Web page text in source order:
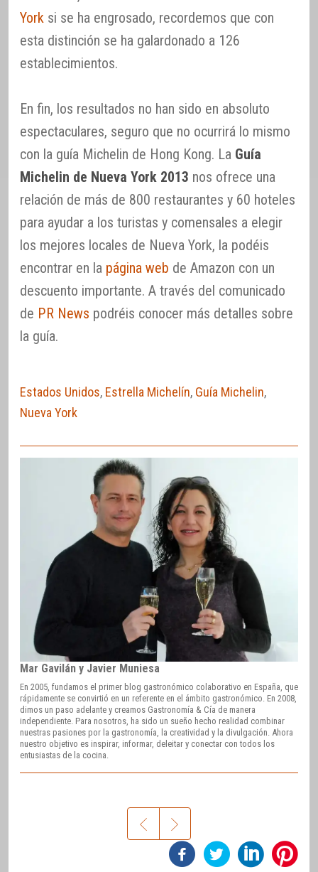
York si se ha engrosado, recordemos que con
esta distinción se ha galardonado a 126
establecimientos.
En fin, los resultados no han sido en absoluto
espectaculares, seguro que no ocurrirá lo mismo
con la guía Michelin de Hong Kong. La Guía
Michelin de Nueva York 2013 nos ofrece una
relación de más de 800 restaurantes y 60 hoteles
para ayudar a los turistas y comensales a elegir
los mejores locales de Nueva York, la podéis
encontrar en la página web de Amazon con un
descuento importante. A través del comunicado
de PR News podréis conocer más detalles sobre
la guía.
Estados Unidos, Estrella Michelín, Guía Michelin,
Nueva York
Mar Gavilán y Javier Muniesa
En 2005, fundamos el primer blog gastronómico colaborativo en España, que
rápidamente se convirtió en un referente en el ámbito gastronómico. En 2008,
dimos un paso adelante y creamos Gastronomía & Cía de manera
independiente. Para nosotros, ha sido un sueño hecho realidad combinar
nuestras pasiones por la gastronomía, la creatividad y la divulgación. Ahora
nuestro objetivo es inspirar, informar, deleitar y conectar con todos los
entusiastas de la cocina.